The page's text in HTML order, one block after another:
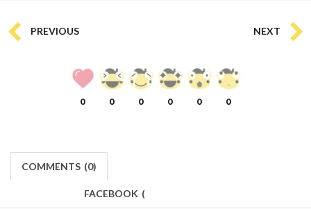
PREVIOUS NEXT
0 0 0 0 0 0
COMMENTS (0)
FACEBOOK (